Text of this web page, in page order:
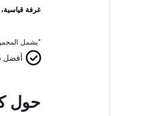
غرفة قياسية، 1 سرير مزدوج
*يشمل
أفضل
حول